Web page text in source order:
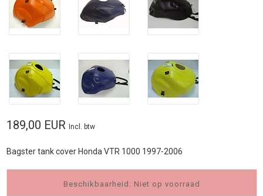
189,00 EUR Incl. btw
Bagster tank cover Honda VTR 1000 1997-2006
Beschikbaarheid: Niet op voorraad